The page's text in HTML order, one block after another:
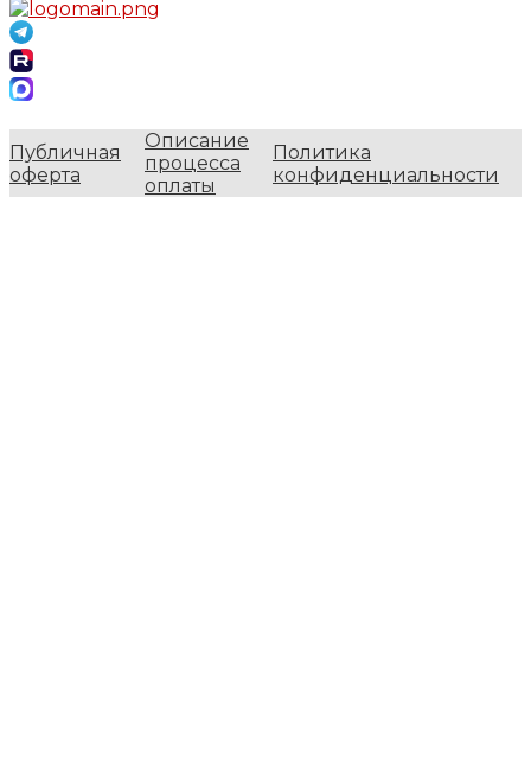
Публичная
оферта
Описание
процесса
оплаты
Политика
конфиденциальности